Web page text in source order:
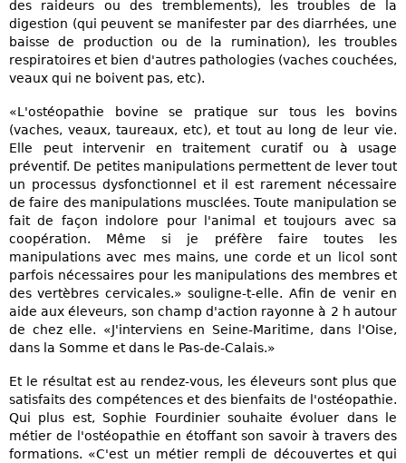
des raideurs ou des tremblements), les troubles de la
digestion (qui peuvent se manifester par des diarrhées, une
baisse de production ou de la rumination), les troubles
respiratoires et bien d'autres pathologies (vaches couchées,
veaux qui ne boivent pas, etc).
«L'ostéopathie bovine se pratique sur tous les bovins
(vaches, veaux, taureaux, etc), et tout au long de leur vie.
Elle peut intervenir en traitement curatif ou à usage
préventif. De petites manipulations permettent de lever tout
un processus dysfonctionnel et il est rarement nécessaire
de faire des manipulations musclées. Toute manipulation se
fait de façon indolore pour l'animal et toujours avec sa
coopération. Même si je préfère faire toutes les
manipulations avec mes mains, une corde et un licol sont
parfois nécessaires pour les manipulations des membres et
des vertèbres cervicales.» souligne-t-elle. Afin de venir en
aide aux éleveurs, son champ d'action rayonne à 2 h autour
de chez elle. «J'interviens en Seine-Maritime, dans l'Oise,
dans la Somme et dans le Pas-de-Calais.»
Et le résultat est au rendez-vous, les éleveurs sont plus que
satisfaits des compétences et des bienfaits de l'ostéopathie.
Qui plus est, Sophie Fourdinier souhaite évoluer dans le
métier de l'ostéopathie en étoffant son savoir à travers des
formations. «C'est un métier rempli de découvertes et qui